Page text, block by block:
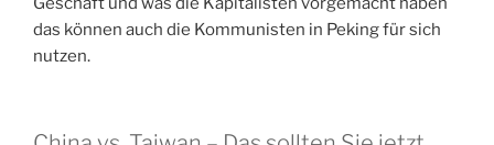
das können auch die Kommunisten in Peking für sich
nutzen.